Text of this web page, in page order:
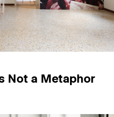
Not a Metaphor